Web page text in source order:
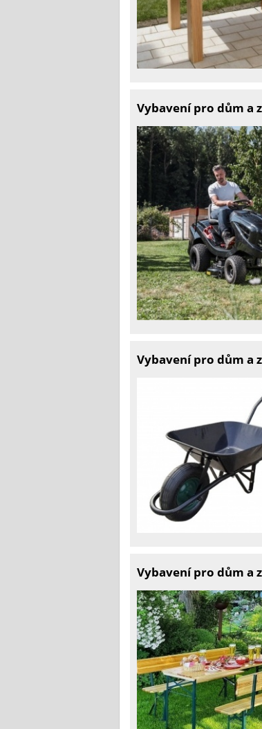
Vybavení pro dům a
Vybavení pro dům a
Vybavení pro dům a